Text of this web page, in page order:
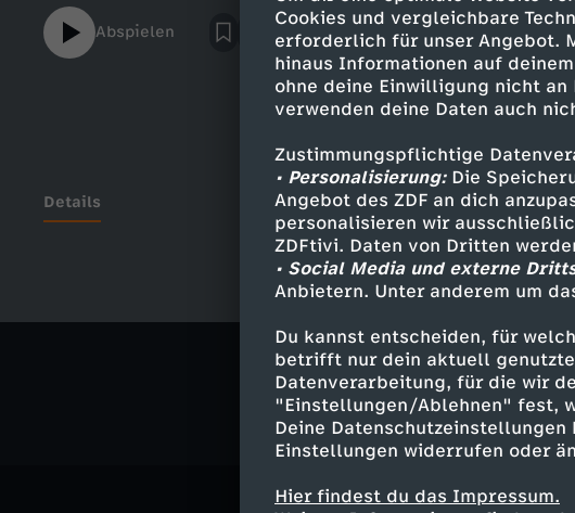
Cookies und vergleichbare
erforderlich für unser Angebot.
hinaus Informationen auf
ohne deine Einwilligung nicht
verwenden deine Daten auch
Zustimmungspflichtige
• Personalisierung:Die
Angebot des ZDF an dich
personalisieren wir
ZDFtivi. Daten von Dritten
• Social Media und externe
Anbietern. Unter anderem um
Du kannst entscheiden, für
betrifft nur dein aktuell
Datenverarbeitung, für die wir
"Einstellungen/Ablehnen" fest,
Deine
Einstellungen widerrufen oder
Hier findest du das Impressum.
https://www.youtube.com/channel/
GRAM: https://www.instagram.com/
Media peinlich? - Die Show" ist eine Produktion
https://www.youtube.com/funkofficial Instagram:
https://www.instagram.com/funk TikTok: https://
Website: https://go.funk.net Impressum:
https://go.funk.net/impressumIst Social Media
Show#istsocialmediapeinlich #tiktok #reactions
Abspielen
Details
Ähnliche
Kultur Talk